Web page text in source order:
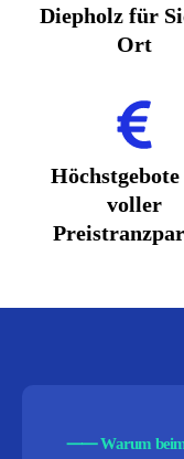
Diepholz für
Ort
voller
⸺Warum